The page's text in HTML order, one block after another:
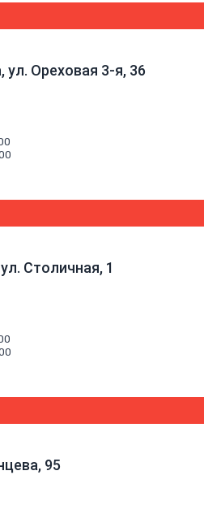
ул. Ореховая 3-я, 36
Столичная, 1
95